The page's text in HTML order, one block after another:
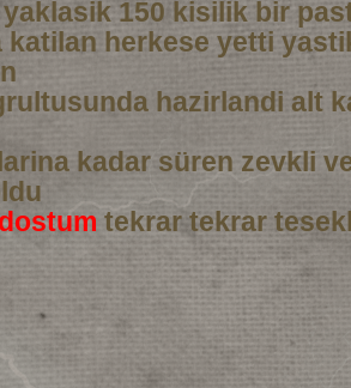
150 kisilik bir
katilan herkese yetti
hazirlandi alt
kadar süren zevkli
tekrar tekrar